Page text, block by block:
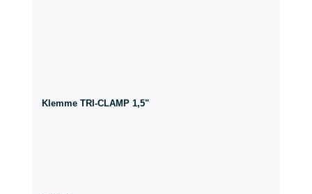
Klemme TRI-CLAMP 1,5"